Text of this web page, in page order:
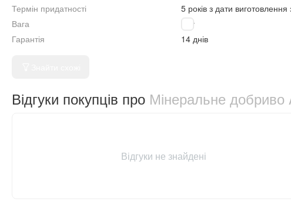
Термін придатності
5 років з дати
Вага
5 кг
Гарантія
14 днів
Відгуки покупців про Мінеральне добриво
Відгуки не знайдені